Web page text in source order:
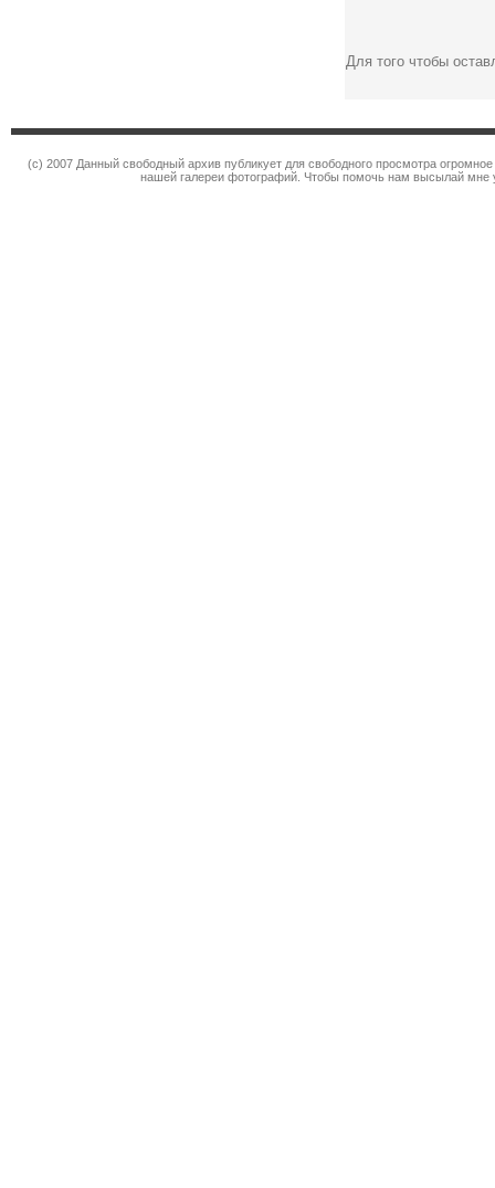
Для того чтобы
(c) 2007 Данный свободный архив публикует для свободного просмотра
нашей галереи фотографий. Чтобы помочь нам высылай мне